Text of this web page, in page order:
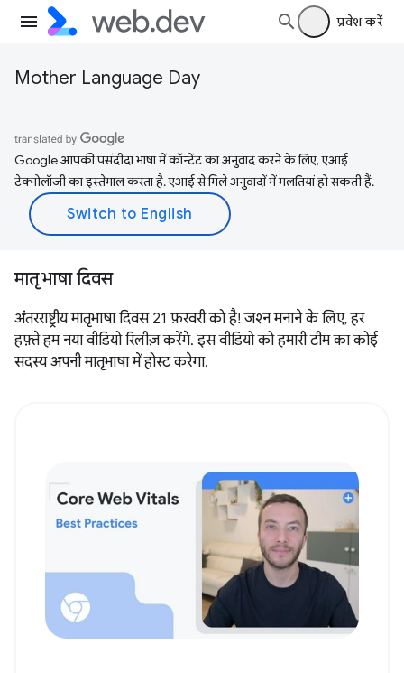
प्रवेश करें
Mother Language Day
Google आपकी पसंदीदा भाषा में कॉन्टेंट का अनुवाद करने के लिए, एआई
टेक्नोलॉजी का इस्तेमाल करता है. एआई से मिले अनुवादों में गलतियां हो सकती हैं.
मातृ भाषा दिवस
अंतरराष्ट्रीय मातृभाषा दिवस 21 फ़रवरी को है! जश्न मनाने के लिए, हर
हफ़्ते हम नया वीडियो रिलीज़ करेंगे. इस वीडियो को हमारी टीम का कोई
सदस्य अपनी मातृभाषा में होस्ट करेगा.